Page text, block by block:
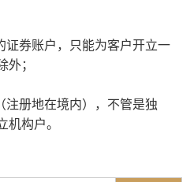
证券账户，只能为客户开立一
；
册地在境内），不管是独
构户。